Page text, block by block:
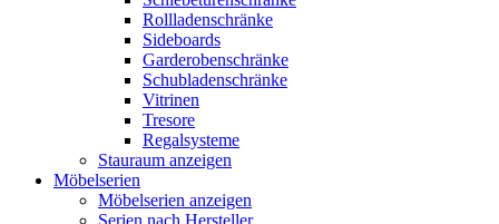
Rollladenschränke
Sideboards
Garderobenschränke
Schubladenschränke
Vitrinen
Tresore
Regalsysteme
Stauraum anzeigen
Möbelserien
Möbelserien anzeigen
Serien nach Hersteller